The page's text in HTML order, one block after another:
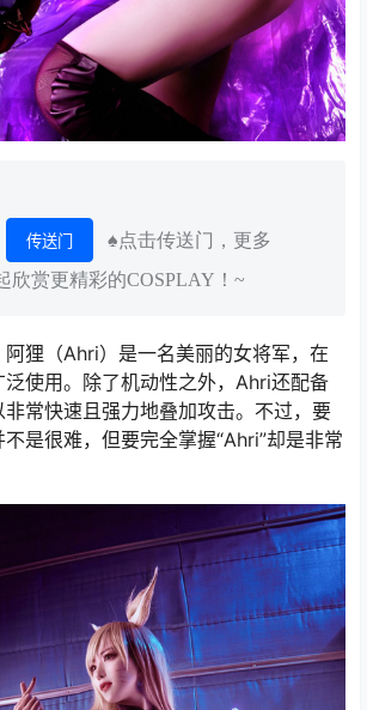
传送门
♠点击传送门，更多
欣赏更精彩的COSPLAY！~
狸（Ahri）是一名美丽的女将军，在
使用。除了机动性之外，Ahri还配备
常快速且强力地叠加攻击。不过，要
是很难，但要完全掌握“Ahri”却是非常